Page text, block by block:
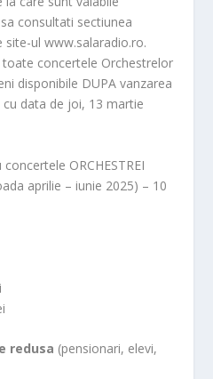
consultati sectiunea
site-ul www.salaradio.ro.
concertele Orchestrelor
disponibile DUPA vanzarea
data de joi, 13 martie
ORCHESTREI
aprilie – iunie 2025) – 10
redusa (pensionari, elevi,